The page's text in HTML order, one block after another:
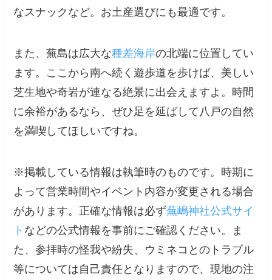
なスナックなど。お土産選びにも最適です。
また、蕪島は広大な種差海岸の北端に位置してい
ます。ここから南へ続く遊歩道を歩けば、美しい
芝生地や奇岩が連なる絶景に出会えますよ。時間
に余裕があるなら、ぜひ足を延ばして八戸の自然
を満喫してほしいですね。
※掲載している情報は執筆時のものです。時期に
よって営業時間やイベント内容が変更される場合
があります。正確な情報は必ず蕪嶋神社公式サイ
ト などの公式情報を事前にご確認ください。ま
た、参拝時の怪我や紛失、ウミネコとのトラブル
等については自己責任となりますので、現地の注